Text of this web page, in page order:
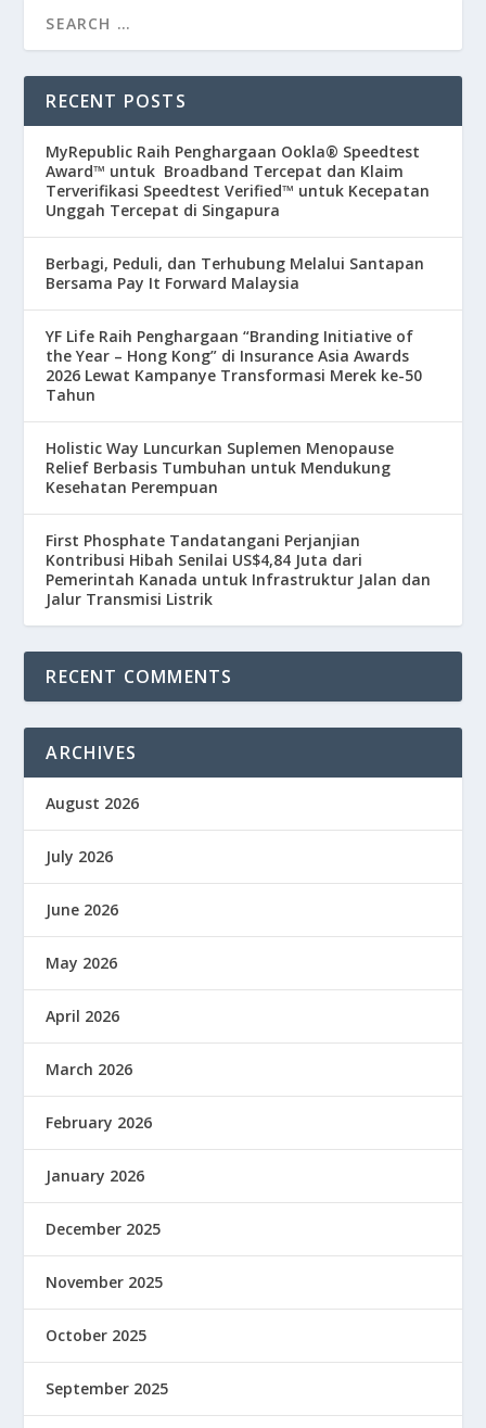
RECENT POSTS
MyRepublic Raih Penghargaan Ookla® Speedtest
Award™ untuk Broadband Tercepat dan Klaim
Terverifikasi Speedtest Verified™ untuk Kecepatan
Unggah Tercepat di Singapura
Berbagi, Peduli, dan Terhubung Melalui Santapan
Bersama Pay It Forward Malaysia
YF Life Raih Penghargaan “Branding Initiative of
the Year – Hong Kong” di Insurance Asia Awards
2026 Lewat Kampanye Transformasi Merek ke-50
Tahun
Holistic Way Luncurkan Suplemen Menopause
Relief Berbasis Tumbuhan untuk Mendukung
Kesehatan Perempuan
First Phosphate Tandatangani Perjanjian
Kontribusi Hibah Senilai US$4,84 Juta dari
Pemerintah Kanada untuk Infrastruktur Jalan dan
Jalur Transmisi Listrik
RECENT COMMENTS
ARCHIVES
August 2026
July 2026
June 2026
May 2026
April 2026
March 2026
February 2026
January 2026
December 2025
November 2025
October 2025
September 2025